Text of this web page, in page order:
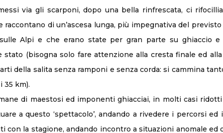
via gli scarponi, dopo una bella rinfrescata, ci
di un’ascesa lunga, più impegnativa del
Alpi e che erano state per gran parte su ghiaccio e
(bisogna solo fare attenzione alla cresta finale ed
della salita senza ramponi e senza corda: si cammina
35 km).
di maestosi ed imponenti ghiacciai, in molti casi
a questo ‘spettacolo’, andando a rivedere i percorsi
con la stagione, andando incontro a situazioni anomale